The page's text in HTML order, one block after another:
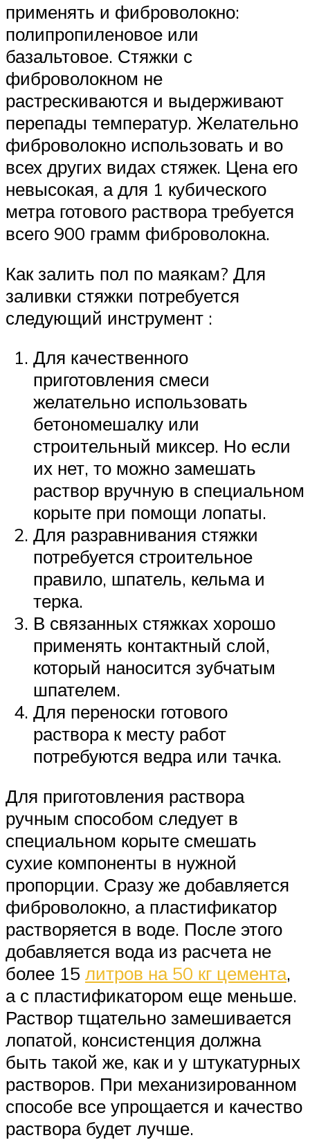
применять и фиброволокно:
полипропиленовое или
базальтовое. Стяжки с
фиброволокном не
растрескиваются и выдерживают
перепады температур. Желательно
фиброволокно использовать и во
всех других видах стяжек. Цена его
невысокая, а для 1 кубического
метра готового раствора требуется
всего 900 грамм фиброволокна.
Как залить пол по маякам? Для
заливки стяжки потребуется
следующий инструмент :
Для качественного
приготовления смеси
желательно использовать
бетономешалку или
строительный миксер. Но если
их нет, то можно замешать
раствор вручную в специальном
корыте при помощи лопаты.
Для разравнивания стяжки
потребуется строительное
правило, шпатель, кельма и
терка.
В связанных стяжках хорошо
применять контактный слой,
который наносится зубчатым
шпателем.
Для переноски готового
раствора к месту работ
потребуются ведра или тачка.
Для приготовления раствора
ручным способом следует в
специальном корыте смешать
сухие компоненты в нужной
пропорции. Сразу же добавляется
фиброволокно, а пластификатор
растворяется в воде. После этого
добавляется вода из расчета не
более 15 литров на 50 кг цемента,
а с пластификатором еще меньше.
Раствор тщательно замешивается
лопатой, консистенция должна
быть такой же, как и у штукатурных
растворов. При механизированном
способе все упрощается и качество
раствора будет лучше.